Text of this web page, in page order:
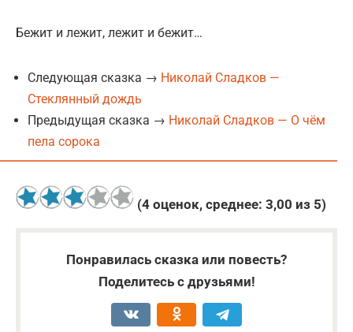
Бежит и лежит, лежит и бежит…
Следующая сказка → Николай Сладков —
Стеклянный дождь
Предыдущая сказка → Николай Сладков — О чём
пела сорока
(4 оценок, среднее: 3,00 из 5)
Понравилась сказка или повесть?
Поделитесь с друзьями!